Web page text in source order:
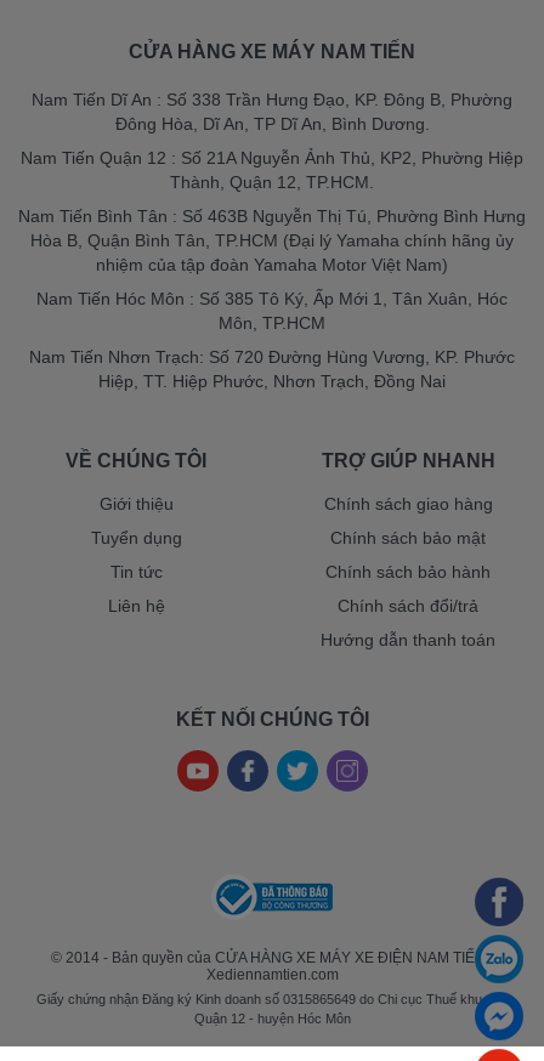
CỬA HÀNG XE MÁY NAM TIẾN
Nam Tiến Dĩ An : Số 338 Trần Hưng Đạo, KP. Đông B, Phường
Đông Hòa, Dĩ An, TP Dĩ An, Bình Dương.
Nam Tiến Quận 12 : Số 21A Nguyễn Ảnh Thủ, KP2, Phường Hiệp
Thành, Quận 12, TP.HCM.
Nam Tiến Bình Tân : Số 463B Nguyễn Thị Tú, Phường Bình Hưng
Hòa B, Quận Bình Tân, TP.HCM (Đại lý Yamaha chính hãng ủy
nhiệm của tập đoàn Yamaha Motor Việt Nam)
Nam Tiến Hóc Môn : Số 385 Tô Ký, Ấp Mới 1, Tân Xuân, Hóc
Môn, TP.HCM
Nam Tiến Nhơn Trạch: Số 720 Đường Hùng Vương, KP. Phước
Hiệp, TT. Hiệp Phước, Nhơn Trạch, Đồng Nai
VỀ CHÚNG TÔI
Giới thiệu
Tuyển dụng
Tin tức
Liên hệ
TRỢ GIÚP NHANH
Chính sách giao hàng
Chính sách bảo mật
Chính sách bảo hành
Chính sách đổi/trả
Hướng dẫn thanh toán
KẾT NỐI CHÚNG TÔI
© 2014 - Bản quyền của CỬA HÀNG XE MÁY XE ĐIỆN NAM TIẾN -
Xediennamtien.com
Giấy chứng nhận Đăng ký Kinh doanh số 0315865649 do Chi cục Thuế khu vực
Quận 12 - huyện Hóc Môn